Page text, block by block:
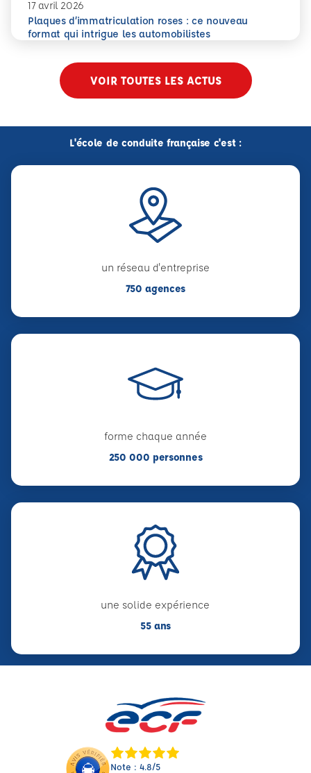
17 avril 2026
Plaques d’immatriculation roses : ce nouveau
format qui intrigue les automobilistes
En savoir plus
Plaques d’immatriculation roses : ce nouveau format
VOIR TOUTES LES ACTUS
L'école de conduite française c'est :
un réseau d'entreprise
750 agences
forme chaque année
250 000 personnes
une solide expérience
55 ans
Note : 4.8/5